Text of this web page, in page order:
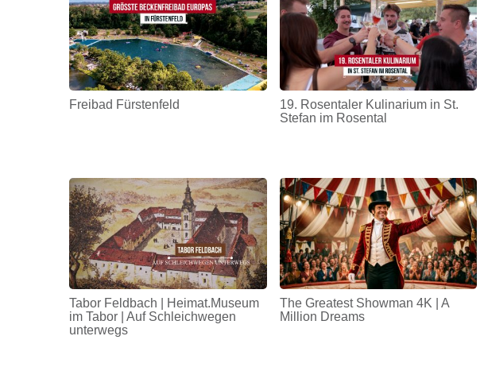
Freibad Fürstenfeld
19. Rosentaler Kulinarium in St.
Stefan im Rosental
Tabor Feldbach | Heimat.Museum
im Tabor | Auf Schleichwegen
unterwegs
The Greatest Showman 4K | A
Million Dreams